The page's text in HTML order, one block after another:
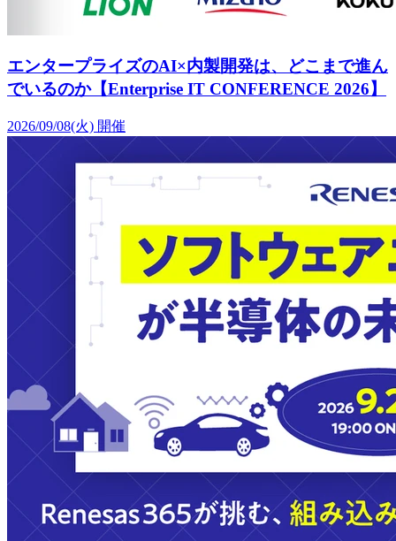
エンタープライズのAI×内製開発は、どこまで進ん
でいるのか【Enterprise IT CONFERENCE 2026】
2026/09/08(火) 開催